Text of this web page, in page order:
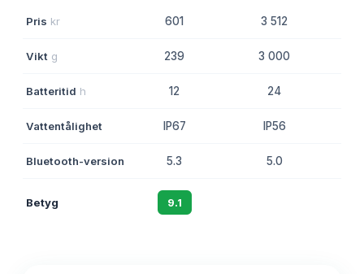
Pris kr 601 3 512
Vikt g 239 3 000
Batteritid h 12 24
Vattentålighet IP67 IP56
Bluetooth-version 5.3 5.0
Betyg 9.1